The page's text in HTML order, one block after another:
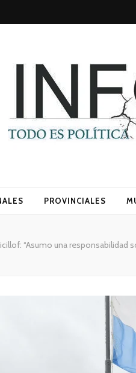
PROVINCIALES
“Asumo una responsabilidad